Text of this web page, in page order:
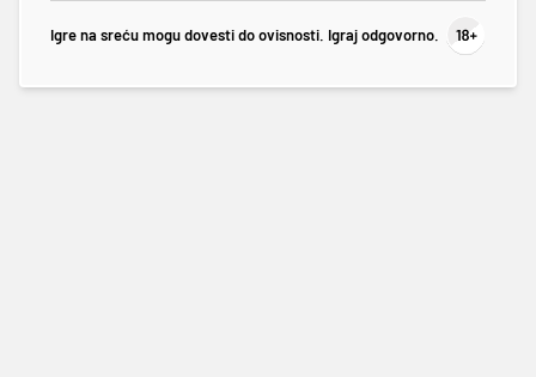
Igre na sreću mogu dovesti do ovisnosti. Igraj odgovorno.